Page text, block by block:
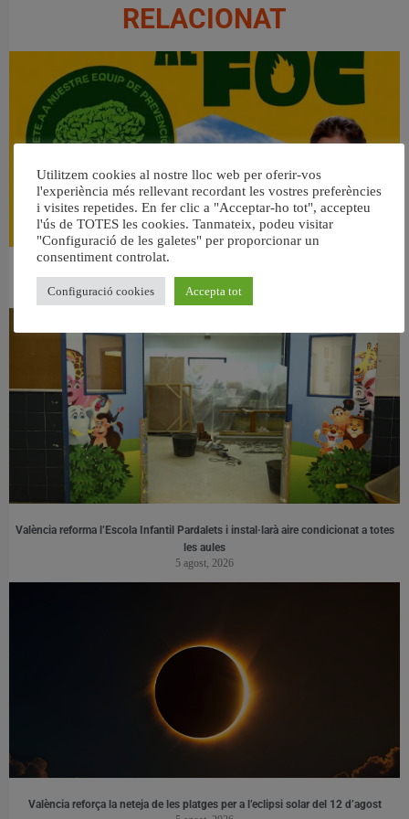
RELACIONAT
31 juliol, 2026
València reforma l’Escola Infantil Pardalets i instal·larà aire condicionat a totes
les aules
5 agost, 2026
València reforça la neteja de les platges per a l’eclipsi solar del 12 d’agost
Utilitzem cookies al nostre lloc web per oferir-vos
l'experiència més rellevant recordant les vostres preferències
i visites repetides. En fer clic a "Acceptar-ho tot", accepteu
l'ús de TOTES les cookies. Tanmateix, podeu visitar
"Configuració de les galetes" per proporcionar un
consentiment controlat.
Configuració cookies Accepta tot